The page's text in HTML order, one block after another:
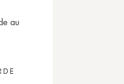
au